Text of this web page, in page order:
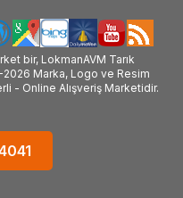
bir, LokmanAVM Tarık
2026 Marka, Logo ve Resim
- Online Alışveriş Marketidir.